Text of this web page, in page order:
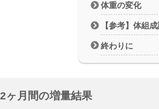
体重の変化
【参考】体組
終わりに
2ヶ月間の増量結果